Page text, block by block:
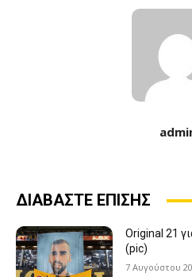
ΔΙΑΒΑΣΤΕ ΕΠΙΣΗΣ
Original 21
(pic)
7 Αυγούστου